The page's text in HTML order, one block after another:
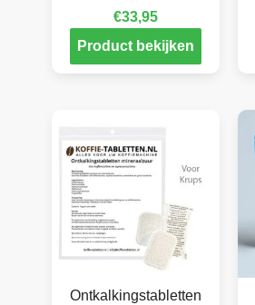
€33,95
Product bekijken
Ontkalkingstabletten